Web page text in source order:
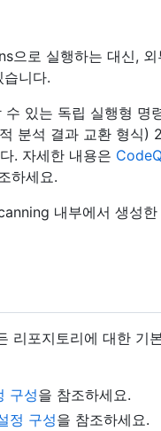
로 실행하는 대신, 외
니다.
있는 독립 실행형 명
분석 결과 교환 형식)
. 자세한 내용은
하세요.
내부에서 생성
리포지토리에 대한 기
구성을 참조하세요.
정 구성을 참조하세요.